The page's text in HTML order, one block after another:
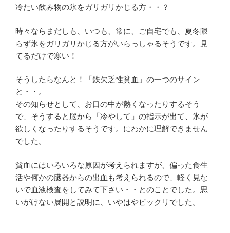
冷たい飲み物の氷をガリガリかじる方・・？
時々ならまだしも、いつも、常に、ご自宅でも、夏冬限
らず氷をガリガリかじる方がいらっしゃるそうです。見
てるだけで寒い！
そうしたらなんと！「鉄欠乏性貧血」の一つのサイン
と・・。
その知らせとして、お口の中が熱くなったりするそう
で、そうすると脳から「冷やして」の指示が出て、氷が
欲しくなったりするそうです。にわかに理解できません
でした。
貧血にはいろいろな原因が考えられますが、偏った食生
活や何かの臓器からの出血も考えられるので、軽く見な
いで血液検査をしてみて下さい・・とのことでした。思
いがけない展開と説明に、いやはやビックリでした。